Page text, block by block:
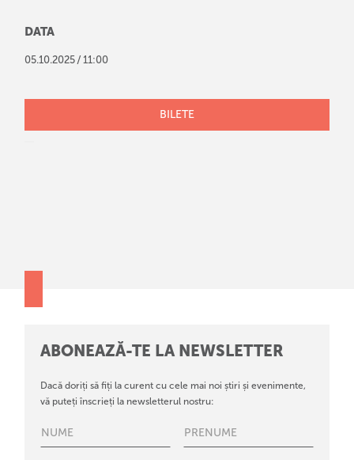
DATA
05.10.2025 / 11:00
BILETE
ABONEAZĂ-TE LA NEWSLETTER
Dacă doriți să fiți la curent cu cele mai noi știri și evenimente,
vă puteți înscrieți la newsletterul nostru: